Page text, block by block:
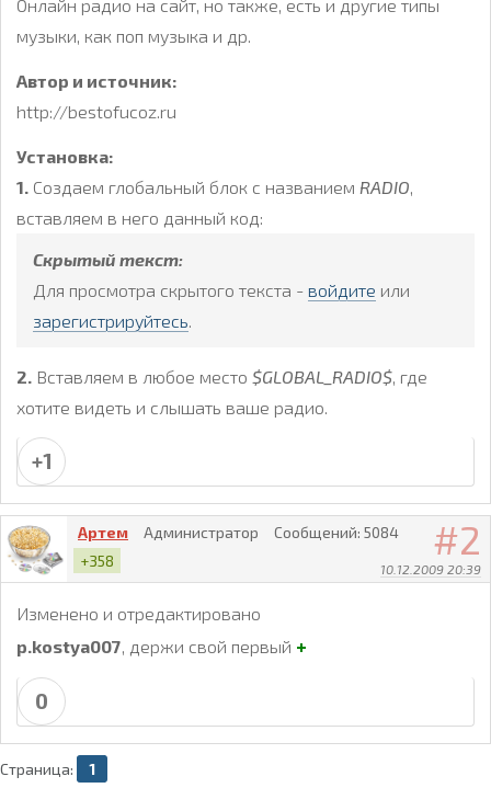
Онлайн радио на сайт, но также, есть и другие типы
музыки, как поп музыка и др.
Автор и источник:
http://bestofucoz.ru
Установка:
1. Создаем глобальный блок с названием RADIO,
вставляем в него данный код:
Скрытый текст:
Для просмотра скрытого текста - войдите или
зарегистрируйтесь.
2. Вставляем в любое место $GLOBAL_RADIO$, где
хотите видеть и слышать ваше радио.
+1
2
10.12.2009 20:39
Артем Администратор Сообщений: 5084
+358
Изменено и отредактировано
p.kostya007, держи свой первый +
0
Страница: 1